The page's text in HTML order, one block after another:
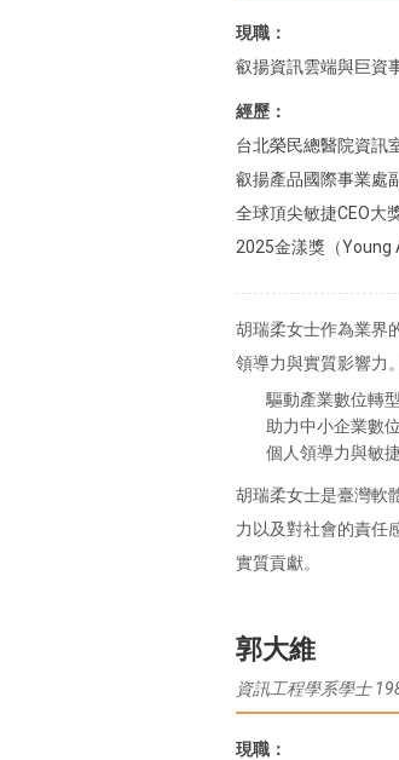
現職：
叡揚資訊雲端與巨資
經歷：
台北榮民總醫院資訊
叡揚產品國際事業處
全球頂尖敏捷CEO大
2025金漾獎（Young
胡瑞柔女士作為業界
領導力與實質影響力
驅動產業數位轉
助力中小企業數
個人領導力與敏
胡瑞柔女士是臺灣軟
力以及對社會的責任
實質貢獻。
郭大維
資訊工程學系學士
現職：